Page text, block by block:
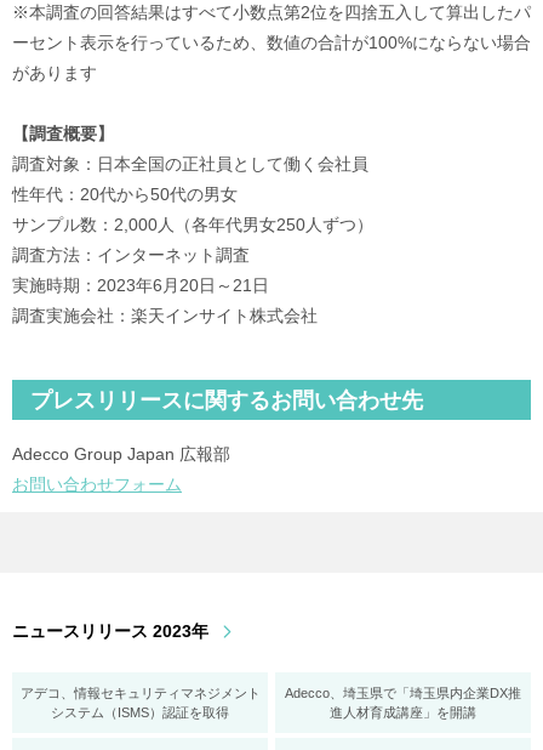
※本調査の回答結果はすべて小数点第2位を四捨五入して算出したパ
ーセント表示を行っているため、数値の合計が100%にならない場合
があります
【調査概要】
調査対象：日本全国の正社員として働く会社員
性年代：20代から50代の男女
サンプル数：2,000人（各年代男女250人ずつ）
調査方法：インターネット調査
実施時期：2023年6月20日～21日
調査実施会社：楽天インサイト株式会社
プレスリリースに関するお問い合わせ先
Adecco Group Japan 広報部
お問い合わせフォーム
ニュースリリース 2023年
アデコ、情報セキュリティマネジメント
システム（ISMS）認証を取得
Adecco、埼玉県で「埼玉県内企業DX推
進人材育成講座」を開講